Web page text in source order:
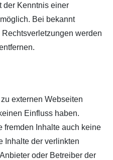
der Kenntnis einer
Bei bekannt
werden
externen Webseiten
Einfluss haben.
fremden Inhalte auch keine
Inhalte der verlinkten
oder Betreiber der